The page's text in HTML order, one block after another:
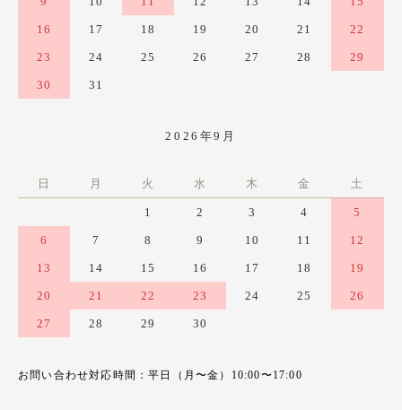
16 17 18 19 20 21 22
23 24 25 26 27 28 29
30 31
2026年9月
日 月 火 水 木 金 土
1 2 3 4 5
6 7 8 9 10 11 12
13 14 15 16 17 18 19
20 21 22 23 24 25 26
27 28 29 30
お問い合わせ対応時間：平日（月〜金）10:00〜17:00